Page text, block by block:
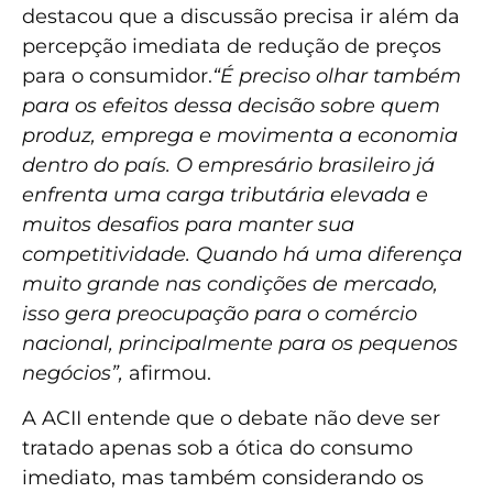
destacou que a discussão precisa ir além da
percepção imediata de redução de preços
para o consumidor.“É preciso olhar também
para os efeitos dessa decisão sobre quem
produz, emprega e movimenta a economia
dentro do país. O empresário brasileiro já
enfrenta uma carga tributária elevada e
muitos desafios para manter sua
competitividade. Quando há uma diferença
muito grande nas condições de mercado,
isso gera preocupação para o comércio
nacional, principalmente para os pequenos
negócios”, afirmou.
A ACII entende que o debate não deve ser
tratado apenas sob a ótica do consumo
imediato, mas também considerando os